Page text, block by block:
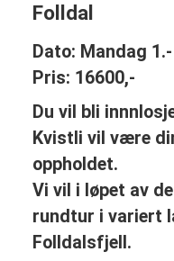
Folldal
Dato: Mandag
Pris: 16600,-
Du vil bli
Kvistli vil være
oppholdet.
Vi vil i løpet av
rundtur i variert
Folldalsfjell.